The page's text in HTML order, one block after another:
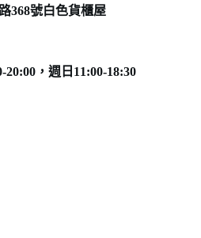
368號白色貨櫃屋
，週日11:00-18:30